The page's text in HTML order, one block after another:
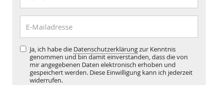
Ja, ich habe die Datenschutzerklärungzur Kenntnis
genommen und bin damit einverstanden, dass die von
mir angegebenen Daten elektronisch erhoben und
gespeichert werden. Diese Einwilligung kann ich jederzeit
widerrufen.